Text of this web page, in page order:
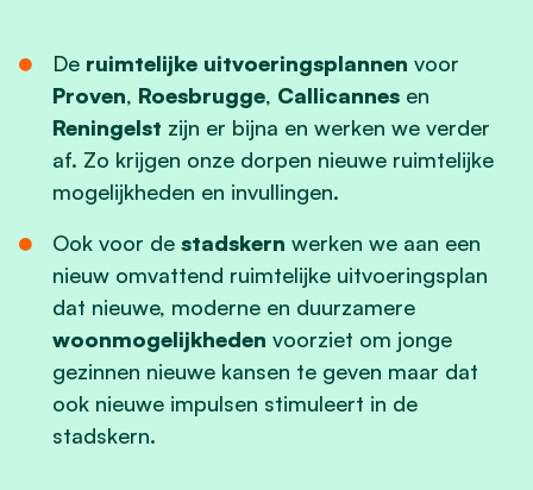
De ruimtelijke uitvoeringsplannen voor
Proven, Roesbrugge, Callicannesen
Reningelst zijn er bijna en werken we verder
af. Zo krijgen onze dorpen nieuwe ruimtelijke
mogelijkheden en invullingen.
Ook voor de stadskern werken we aan een
nieuw omvattend ruimtelijke uitvoeringsplan
dat nieuwe, moderne en duurzamere
woonmogelijkheden voorziet om jonge
gezinnen nieuwe kansen te geven maar dat
ook nieuwe impulsen stimuleert in de
stadskern.